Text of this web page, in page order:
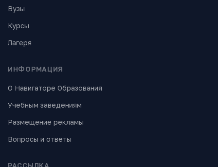
Вузы
Курсы
Лагеря
ИНФОРМАЦИЯ
О Навигаторе Образования
Учебным заведениям
Размещение рекламы
Вопросы и ответы
РАССЫЛКА